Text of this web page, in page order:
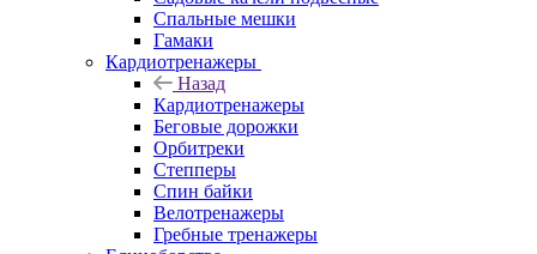
Спальные мешки
Гамаки
Кардиотренажеры
Назад
Кардиотренажеры
Беговые дорожки
Орбитреки
Степперы
Спин байки
Велотренажеры
Гребные тренажеры